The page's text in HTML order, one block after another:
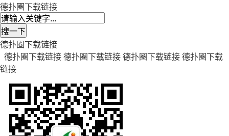
德扑圈下载链接
德扑圈下载链接
德扑圈下载链接 德扑圈下载链接 德扑圈下载链接 德扑圈下载
链接